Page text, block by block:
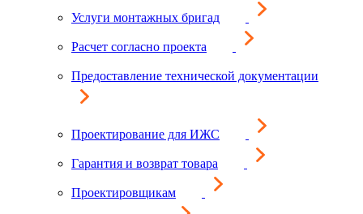
Услуги монтажных бригад
Расчет согласно проекта
Предоставление технической документации
Проектирование для ИЖС
Гарантия и возврат товара
Проектировщикам